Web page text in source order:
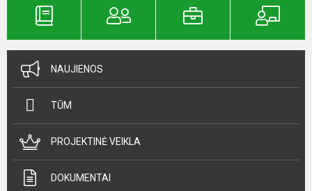
NAUJIENOS
TŪM
PROJEKTINĖ VEIKLA
DOKUMENTAI